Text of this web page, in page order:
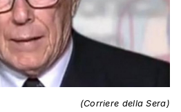
(Corriere della Sera)